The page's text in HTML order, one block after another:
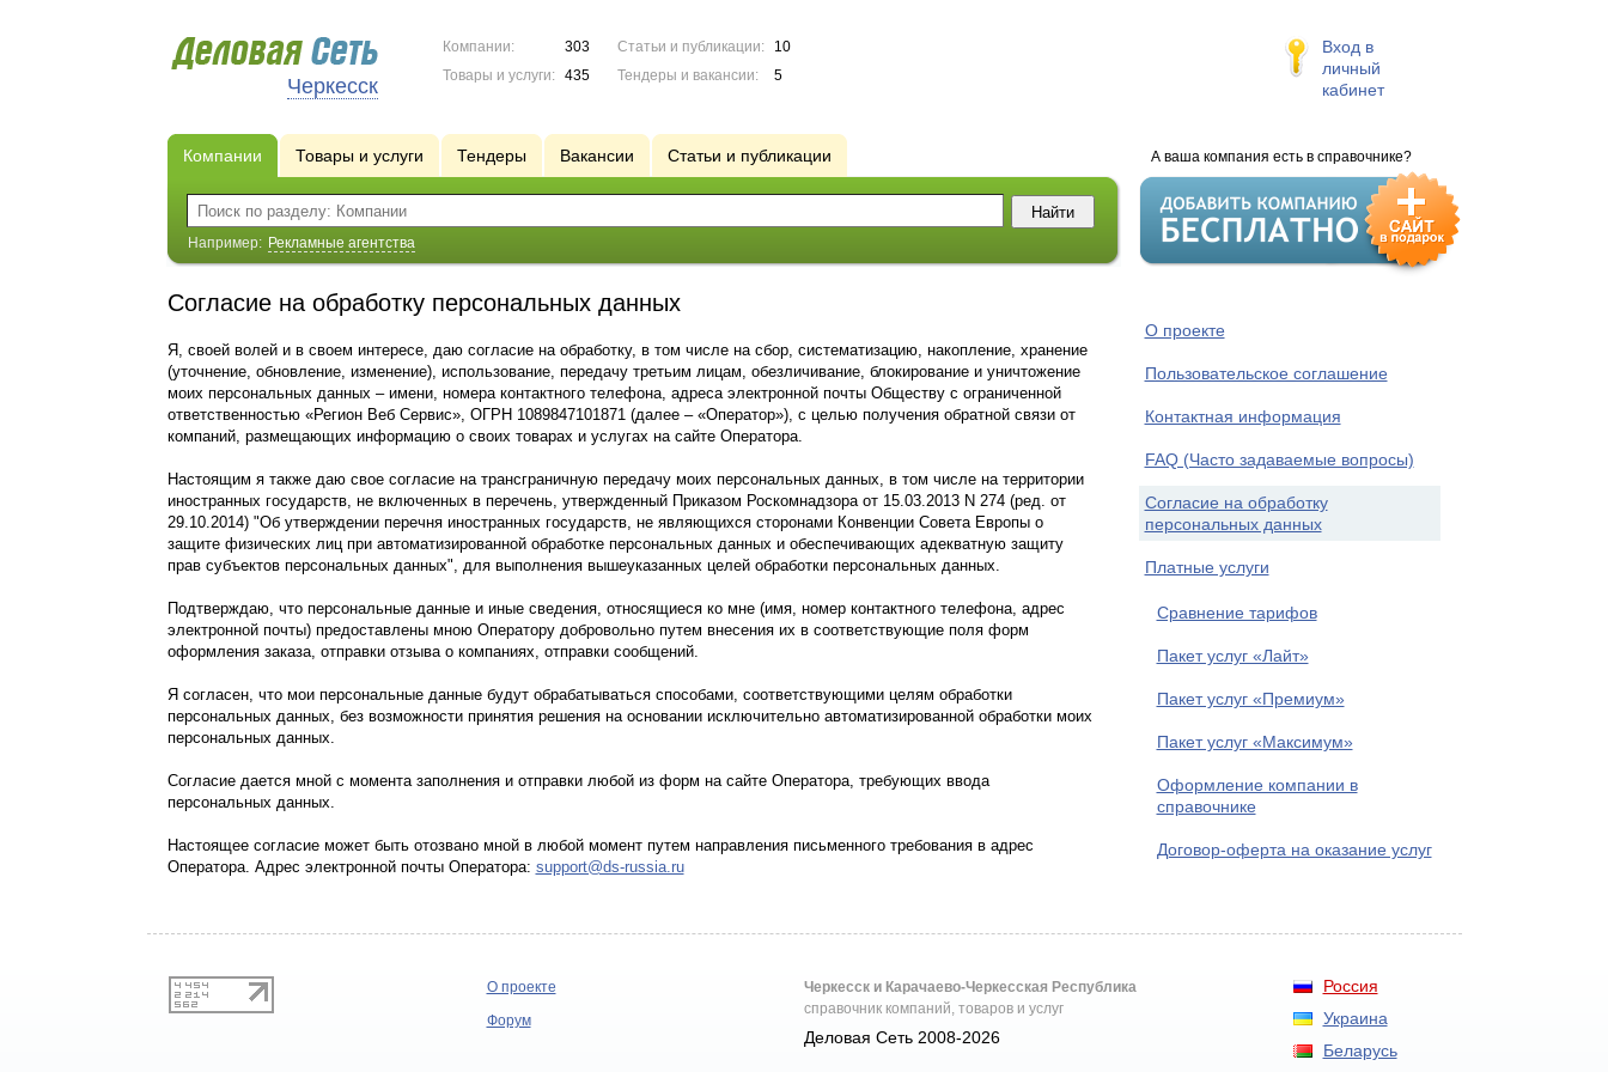
Черкесск
Компании:
303
Товары и услуги:
435
Статьи и публикации:
10
Тендеры и вакансии:
5
Вход в
личный
кабинет
А ваша компания есть в справочнике?
Компании Товары и услуги Тендеры Вакансии Статьи и публикации
Например: Рекламные агентства
Согласие на обработку персональных данных
Я, своей волей и в своем интересе, даю согласие на обработку, в том числе на сбор, систематизацию, накопление, хранение
(уточнение, обновление, изменение), использование, передачу третьим лицам, обезличивание, блокирование и уничтожение
моих персональных данных – имени, номера контактного телефона, адреса электронной почты Обществу с ограниченной
ответственностью «Регион Веб Сервис», ОГРН 1089847101871 (далее – «Оператор»), с целью получения обратной связи от
компаний, размещающих информацию о своих товарах и услугах на сайте Оператора.
Настоящим я также даю свое согласие на трансграничную передачу моих персональных данных, в том числе на территории
иностранных государств, не включенных в перечень, утвержденный Приказом Роскомнадзора от 15.03.2013 N 274 (ред. от
29.10.2014) "Об утверждении перечня иностранных государств, не являющихся сторонами Конвенции Совета Европы о
защите физических лиц при автоматизированной обработке персональных данных и обеспечивающих адекватную защиту
прав субъектов персональных данных", для выполнения вышеуказанных целей обработки персональных данных.
Подтверждаю, что персональные данные и иные сведения, относящиеся ко мне (имя, номер контактного телефона, адрес
электронной почты) предоставлены мною Оператору добровольно путем внесения их в соответствующие поля форм
оформления заказа, отправки отзыва о компаниях, отправки сообщений.
Я согласен, что мои персональные данные будут обрабатываться способами, соответствующими целям обработки
персональных данных, без возможности принятия решения на основании исключительно автоматизированной обработки моих
персональных данных.
Согласие дается мной с момента заполнения и отправки любой из форм на сайте Оператора, требующих ввода
персональных данных.
Настоящее согласие может быть отозвано мной в любой момент путем направления письменного требования в адрес
Оператора. Адрес электронной почты Оператора: support@ds-russia.ru
О проекте
Пользовательское соглашение
Контактная информация
FAQ (Часто задаваемые вопросы)
Согласие на обработку
персональных данных
Платные услуги
Сравнение тарифов
Пакет услуг «Лайт»
Пакет услуг «Премиум»
Пакет услуг «Максимум»
Оформление компании в
справочнике
Договор-оферта на оказание услуг
Россия
Украина
Беларусь
О проекте
Форум
Черкесск и Карачаево-Черкесская Республика
справочник компаний, товаров и услуг
Деловая Сеть 2008-2026